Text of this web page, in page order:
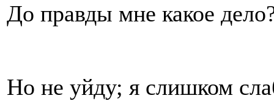
До правды мне какое
Но не уйду; я слишком